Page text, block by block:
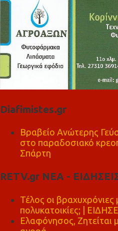
Diafimistes.gr
Βραβείο Ανώτερης
στο παραδοσιακό
Σπάρτη
RETV.gr ΝΕΑ -
Τέλος οι βραχυχρόνιες
πολυκατοικίες; |
Ελαφόνησος, Ζητείται